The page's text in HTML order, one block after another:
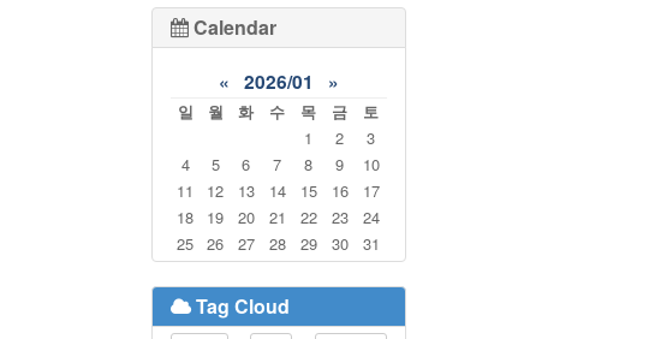
Calendar
« 2026/01 »
일 월 화 수 목 금
토
1
2
3
4
5 6 7 8 9
10
11
12 13 14 15 16
17
18
19 20 21 22 23
24
25 26 27 28 29 30 31
Tag Cloud